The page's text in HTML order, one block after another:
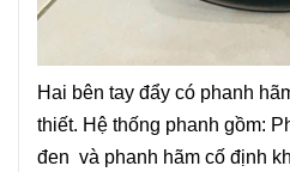
Hai bên tay đẩy có phanh
thiết. Hệ thống phanh gồm:
đen và phanh hãm cố định